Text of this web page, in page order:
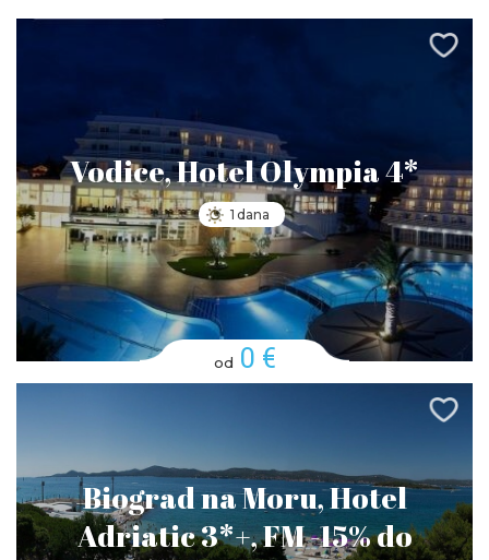
Vodice, Hotel Olympia 4*
1 dana
od 0 €
Biograd na Moru, Hotel
Adriatic 3*+, FM -15% do